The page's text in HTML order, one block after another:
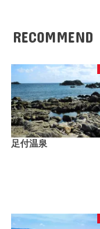
RECOMMEND
足付温泉